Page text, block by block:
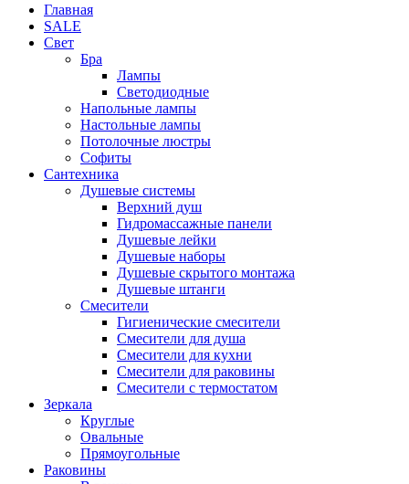
Главная
SALE
Свет
Бра
Лампы
Светодиодные
Напольные лампы
Настольные лампы
Потолочные люстры
Софиты
Сантехника
Душевые системы
Верхний душ
Гидромассажные панели
Душевые лейки
Душевые наборы
Душевые скрытого монтажа
Душевые штанги
Смесители
Гигиенические смесители
Смесители для душа
Смесители для кухни
Смесители для раковины
Смесители с термостатом
Зеркала
Круглые
Овальные
Прямоугольные
Раковины